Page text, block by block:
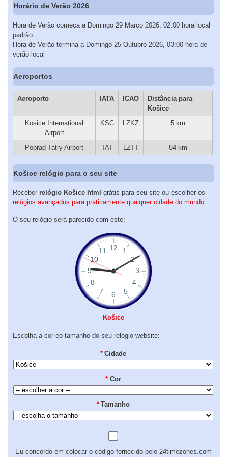
Horário de Verão 2026
Hora de Verão começa a Domingo 29 Março 2026, 02:00 hora local
padrão
Hora de Verão termina a Domingo 25 Outubro 2026, 03:00 hora de
verão local
Aeroportos
Aeroporto IATA ICAO
Distância para
Košice
Kosice International
Airport
KSC LZKZ 5 km
Poprad-Tatry Airport TAT LZTT 84 km
Košice relógio para o seu site
Receber relógio Košice html grátis para seu site ou escolher os
relógios avançados para praticamente qualquer cidade do mundo
O seu relógio será parecido com este:
Košice
Escolha a cor eo tamanho do seu relógio website:
* Cidade
* Cor
* Tamanho
Eu concordo em colocar o código fornecido pelo 24timezones.com